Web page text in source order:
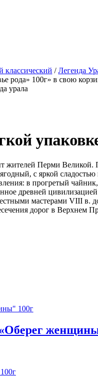
классический /Легенда
рода» 100г» в свою
урала
жителей Перми
с яркой
в прогретый
древней
мастерами VIII в.
дорог в Верхнем